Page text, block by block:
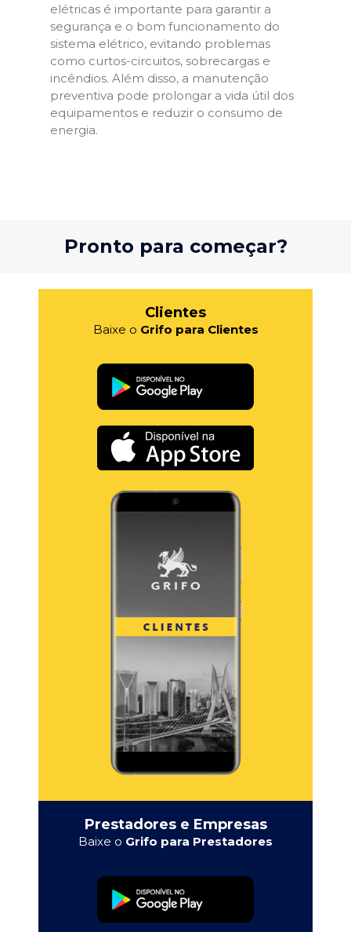
elétricas é importante para garantir a
segurança e o bom funcionamento do
sistema elétrico, evitando problemas
como curtos-circuitos, sobrecargas e
incêndios. Além disso, a manutenção
preventiva pode prolongar a vida útil dos
equipamentos e reduzir o consumo de
energia.
Pronto para começar?
Clientes
Baixe o Grifo para Clientes
Prestadores e Empresas
Baixe o Grifo para Prestadores